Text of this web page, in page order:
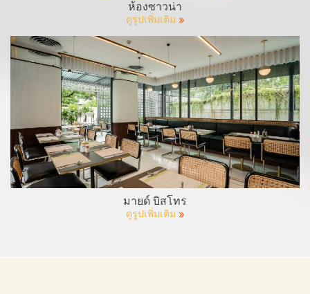
ห้องซาวน่า
ดูรูปเพิ่มเติม
มายด์ บิสโทร
ดูรูปเพิ่มเติม